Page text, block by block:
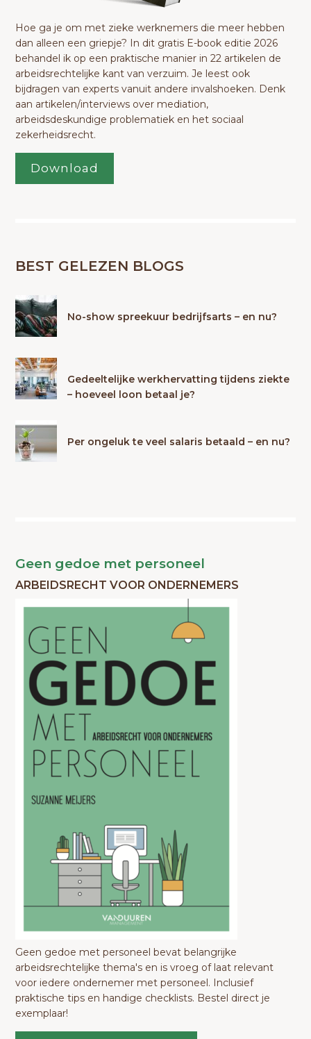
Hoe ga je om met zieke werknemers die meer hebben
dan alleen een griepje? In dit gratis E-book editie 2026
behandel ik op een praktische manier in 22 artikelen de
arbeidsrechtelijke kant van verzuim. Je leest ook
bijdragen van experts vanuit andere invalshoeken. Denk
aan artikelen/interviews over mediation,
arbeidsdeskundige problematiek en het sociaal
zekerheidsrecht.
Download
BEST GELEZEN BLOGS
No-show spreekuur bedrijfsarts – en nu?
Gedeeltelijke werkhervatting tijdens ziekte
– hoeveel loon betaal je?
Per ongeluk te veel salaris betaald – en nu?
Geen gedoe met personeel
ARBEIDSRECHT VOOR ONDERNEMERS
Geen gedoe met personeel bevat belangrijke
arbeidsrechtelijke thema's en is vroeg of laat relevant
voor iedere ondernemer met personeel. Inclusief
praktische tips en handige checklists. Bestel direct je
exemplaar!